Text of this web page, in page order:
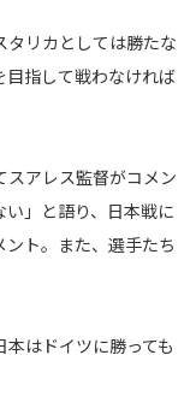
リカとしては勝たな
目指して戦わなければ
アレス監督がコメン
」と語り、日本戦に
ト。また、選手たち
本はドイツに勝っても